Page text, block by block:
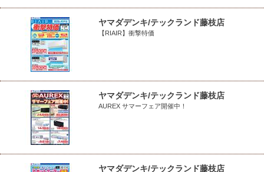
ヤマダデンキ/テックランド藤枝店
【RIAIR】衝撃特価
ヤマダデンキ/テックランド藤枝店
AUREX サマーフェア開催中！
ヤマダデンキ/テックランド藤枝店